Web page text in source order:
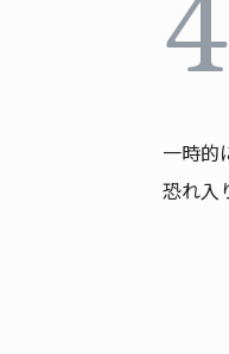
一時的
恐れ入